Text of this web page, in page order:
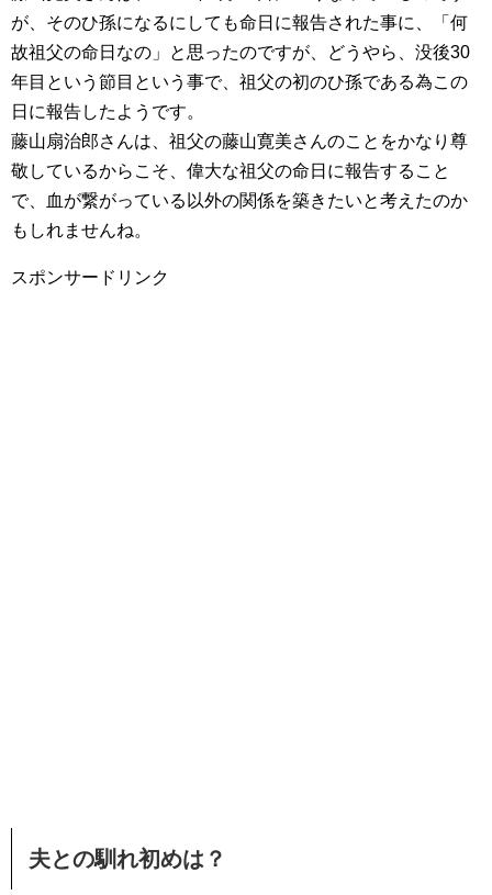
が、そのひ孫になるにしても命日に報告された事に、「何
故祖父の命日なの」と思ったのですが、どうやら、没後30
年目という節目という事で、祖父の初のひ孫である為この
日に報告したようです。
藤山扇治郎さんは、祖父の藤山寛美さんのことをかなり尊
敬しているからこそ、偉大な祖父の命日に報告すること
で、血が繋がっている以外の関係を築きたいと考えたのか
もしれませんね。
スポンサードリンク
夫との馴れ初めは？